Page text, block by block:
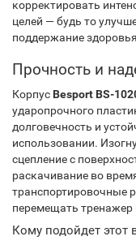
корректировать
целей — будь то
поддержание
Прочность и
Корпус Besport BS-
ударопрочного
долговечность и
использовании.
сцепление с
раскачивание во
транспортировочные
перемещать тренажер
Кому подойдет этот